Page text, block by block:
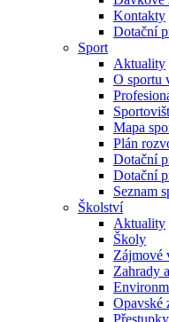
Kontakty
Dotační
Sport
Aktuality
O sportu
Mapa
Plán
Dotační
Dotační
Seznam
Školství
Aktuality
Školy
Zájmové
Zahrady
Opavské